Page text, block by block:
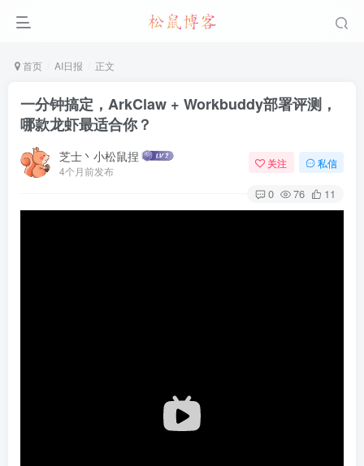
首页 AI日报 正文
一分钟搞定，ArkClaw + Workbuddy部署评测，
哪款龙虾最适合你？
芝士丶小松鼠捏
4个月前发布
关注 私信
0 76 11